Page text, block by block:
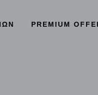
PREMIUM